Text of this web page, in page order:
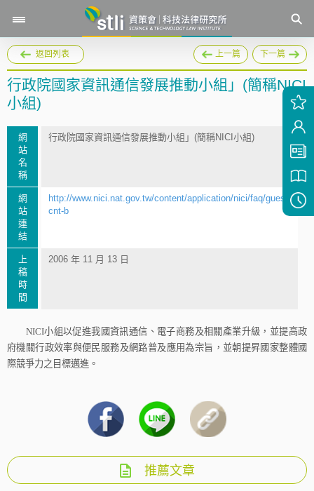
返回列表 上一篇 下一篇
行政院國家資訊通信發展推動小組」(簡稱NICI
小組)
網
站
名
稱
行政院國家資訊通信發展推動小組」(簡稱NICI小組)
網
站
連
結
http://www.nici.nat.gov.tw/content/application/nici/faq/guest-
cnt-b
上
稿
時
間
2006 年 11 月 13 日
NICI小組以促進我國資訊通信、電子商務及相關產業升級，並提高政
府機關行政效率與便民服務及網路普及應用為宗旨，並朝提昇國家整體國
際競爭力之目標邁進。
推薦文章